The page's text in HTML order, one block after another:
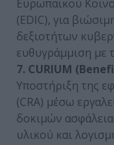
Ευρωπαϊκού
(EDIC), για
δεξιοτήτων
ευθυγράμμιση με
7. CURIUM
Υποστήριξη της
(CRA) μέσω
δοκιμών
υλικού και